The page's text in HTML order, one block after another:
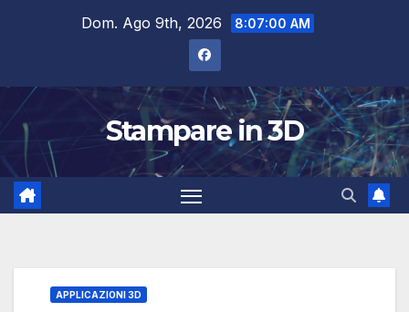
Dom. Ago 9th, 2026 8:07:01 AM
Stampare in 3D
APPLICAZIONI 3D